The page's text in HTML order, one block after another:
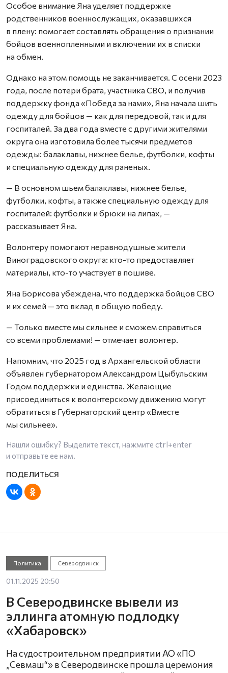
Особое внимание Яна уделяет поддержке
родственников военнослужащих, оказавшихся
в плену: помогает составлять обращения о признании
бойцов военнопленными и включении их в списки
на обмен.
Однако на этом помощь не заканчивается. С осени 2023
года, после потери брата, участника СВО, и получив
поддержку фонда «Победа за нами», Яна начала шить
одежду для бойцов — как для передовой, так и для
госпиталей. За два года вместе с другими жителями
округа она изготовила более тысячи предметов
одежды: балаклавы, нижнее белье, футболки, кофты
и специальную одежду для раненых.
— В основном шьем балаклавы, нижнее белье,
футболки, кофты, а также специальную одежду для
госпиталей: футболки и брюки на липах, —
рассказывает Яна.
Волонтеру помогают неравнодушные жители
Виноградовского округа: кто-то предоставляет
материалы, кто-то участвует в пошиве.
Яна Борисова убеждена, что поддержка бойцов СВО
и их семей — это вклад в общую победу.
— Только вместе мы сильнее и сможем справиться
со всеми проблемами! — отмечает волонтер.
Напомним, что 2025 год в Архангельской области
объявлен губернатором Александром Цыбульским
Годом поддержки и единства. Желающие
присоединиться к волонтерскому движению могут
обратиться в Губернаторский центр «Вместе
мы сильнее».
Нашли ошибку? Выделите текст, нажмите ctrl+enter
и отправьте ее нам.
Политика Северодвинск
01.11.2025 20:50
В Северодвинске вывели из
эллинга атомную подлодку
«Хабаровск»
На судостроительном предприятии АО «ПО
„Севмаш“» в Северодвинске прошла церемония